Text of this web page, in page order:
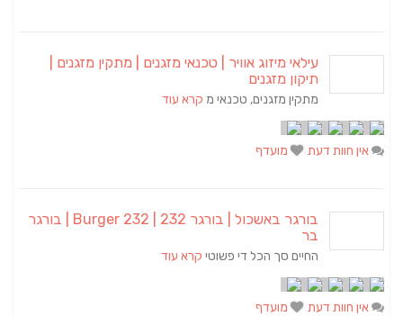
עילאי מיזוג אוויר | טכנאי מזגנים | מתקין מזגנים |
תיקון מזגנים
מתקין מזגנים, טכנאי מ קרא עוד
אין חוות דעת מועדף
בורגר באשכול | בורגר 232 | Burger 232 | בורגר
בר
החיים סך הכל די פשוטי קרא עוד
אין חוות דעת מועדף